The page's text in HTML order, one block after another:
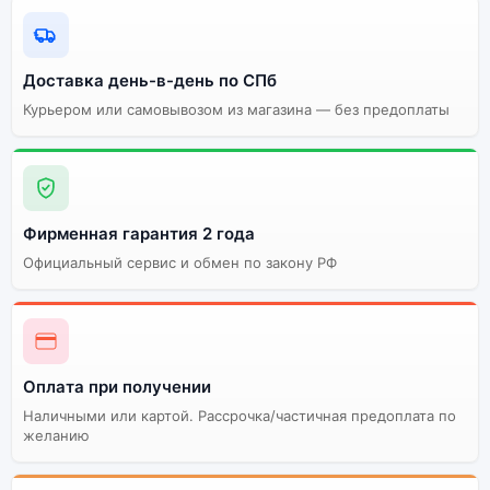
Почему стоит купить наушники JBL
C135BT White (Белые):
Индивидуальные
наушников JBL C135BT
White (Белые)
Высокое качество
наушников JBL C135BT
Существует не оригинальная и оригинальная версия
рекомендуем выбирать оригинальной версию — она
Доставка день-в-день по СПб
Курьером или самовывозом из магазина — без предоплаты
Фирменная гарантия 2 года
Официальный сервис и обмен по закону РФ
Оплата при получении
Наличными или картой. Рассрочка/частичная предоплата по
желанию